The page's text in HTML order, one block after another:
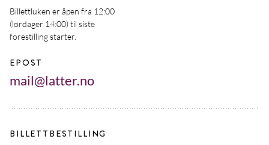
Billettluken er åpen fra 12:00
(lørdager 14:00) til siste
forestilling starter.
EPOST
mail@latter.no
BILLETTBESTILLING